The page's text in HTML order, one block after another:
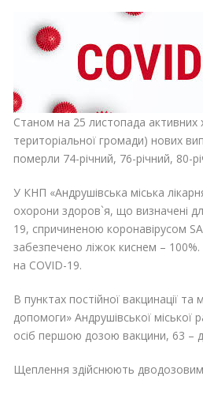
Станом на 25 листопада активних
територіальної громади) нових
померли 74-річний, 76-річний,
У КНП «Андрушівська міська
охорони здоров`я, що визначені
19, спричиненою коронавірусом
забезпечено ліжок киснем –
на COVID-19.
В пунктах постійної вакцинації
допомоги» Андрушівської міської
осіб першою дозою вакцини, 63 –
Щеплення здійснюють